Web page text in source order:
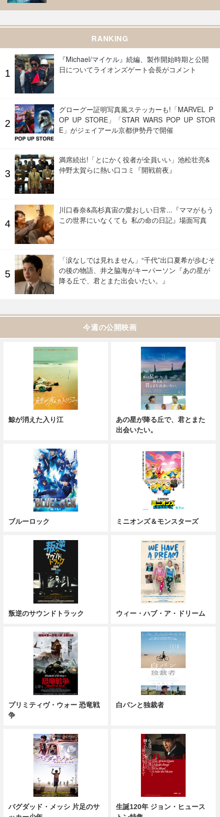
RANKING
『Michael/マイケル』続編、製作開始時期と公開
日についてライオンズゲート会長がコメント
グローグー証明写真風ステッカーも!「MARVEL P
OP UP STORE」「STAR WARS POP UP STOR
E」がジェイアール京都伊勢丹で開催
満席続出!「とにかく役者が全員いい」池松壮亮&
仲野太賀らに熱い口コミ『開戦前夜』
川口春奈&高杉真宙の愛おしい日常...『ママがもう
この世界にいなくても 私の命の日記』場面写真
「涙なしでは見れません」“千代”出口夏希が歩むそ
の後の物語、井之脇海がキーパーソン『あの星が
降る丘で、君とまた出会いたい。』
今週の公開映画
鯨が消えた入り江
あの星が降る丘で、君とまた
出会いたい。
ブルーロック ミニオンズ＆モンスターズ
叛逆のサウンドトラック ウィー・ハブ・ア・ドリーム
プリミティヴ・ウォー 恐竜戦
争
白パンと独裁者
バグダッド・メッシ 片足のサ
生誕120年 ジョン・ヒュース